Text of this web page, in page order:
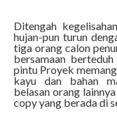
Ditengah
hujan-pun turun
tiga orang calon
bersamaan
pintu Proyek
kayu dan bahan
belasan orang
copy yang berada di